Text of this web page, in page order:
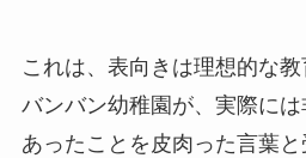
これは、表向きは理想的な
バンバン幼稚園が、実際に
あったことを皮肉った言葉と